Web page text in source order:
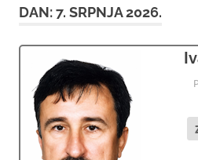
DAN:7. SRPNJA 2026.